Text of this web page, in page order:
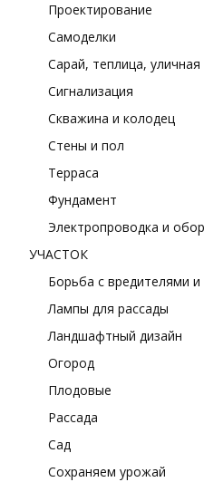
Проектирование
Самоделки
Сарай, теплица,
Сигнализация
Скважина и колодец
Стены и пол
Терраса
Фундамент
Электропроводка и
УЧАСТОК
Борьба с вредителями
Лампы для рассады
Ландшафтный дизайн
Огород
Плодовые
Рассада
Сад
Сохраняем урожай